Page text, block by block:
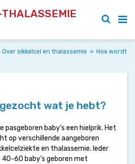
Over sikkelcel en thalassemie » Hoe wordt
wat je hebt?
pasgeboren baby’s een hielprik. Het
op verschillende aangeboren
en thalassemie. Ieder
60 baby’s geboren met